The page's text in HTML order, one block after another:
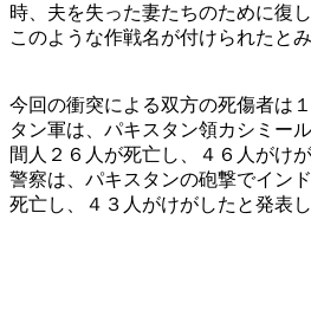
時、夫を失った妻たちのために復
このような作戦名が付けられたとみ
今回の衝突による双方の死傷者は
タン軍は、パキスタン領カシミー
間人２６人が死亡し、４６人がけ
警察は、パキスタンの砲撃でイン
死亡し、４３人がけがしたと発表し